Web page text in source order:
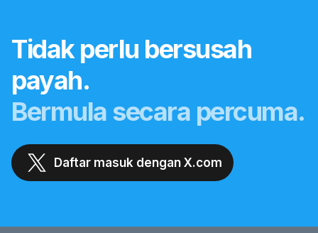
Tidak perlu bersusah
payah.
Bermula secara percuma.
Daftar masuk dengan X.com